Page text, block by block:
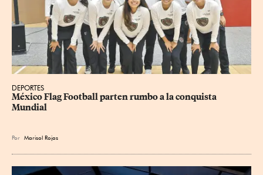
DEPORTES
México Flag Football parten rumbo a la conquista
Mundial
Por Marisol Rojas